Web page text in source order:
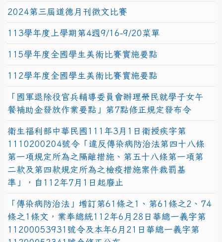
2024第三屆道德月刊徵文比賽
113學年度上學期第4週9/16-9/20菜單
115學年度全國學生美術比賽實施要點
112學年度全國學生美術比賽實施要點
「國軍退除役官兵輔導委員會辦理榮民就學子女午
餐補助金發放作業要點」第7點修正規定發布令
衛生福利部中華民國111年3月1日衛授疾字第
1110200204號令「違反傳染病防治法第四十八條
第一項規定所為之隔離措施、第五十八條第一項第
二款及第四款規定所為之檢疫措施案件裁罰基
準」，自112年7月1日起廢止
「傳染病防治法」增訂第61條之1、第61條之2、74
條之1條文，業奉總統112年6月28日華總一義字第
11200053931號令及本年6月21日華總一義字第